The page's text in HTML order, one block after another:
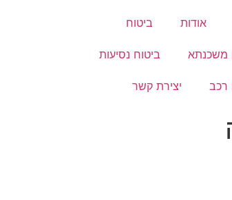
אודות ביטוח
משכנתא ביטוח נסיעות
רכב יצירת קשר